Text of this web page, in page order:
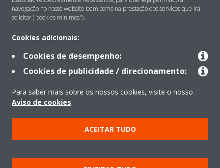
Contacto
Produtos
Copyright © Daikin
Aviso Legal
Aviso de cookies
Política de Proteção de Dados
navegação no nosso website bem como na prestação dos serviços que irá
solicitar ("cookies mínimos").
Cookies adicionais:
Cookies de desempenho:
Cookies de publicidade / direcionamento:
Para saber mais sobre os nossos cookies, visite o nosso
Aviso de cookies.
ACEITAR TUDO